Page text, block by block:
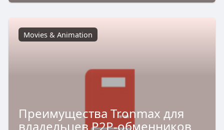
Movies & Animation
Преимущества Tronmax для
владельцев P2P-обменников